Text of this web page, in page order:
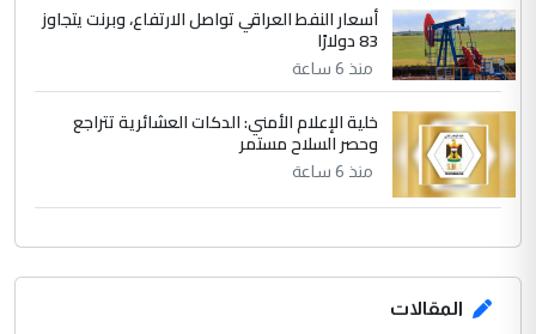
أسعار النفط العراقي تواصل الارتفاع، وبرنت يتجاوز
83 دولارًا
منذ 6 ساعة
خلية الإعلام الأمني: الدكات العشائرية تتراجع
وحصر السلاح مستمر
منذ 6 ساعة
المقالات